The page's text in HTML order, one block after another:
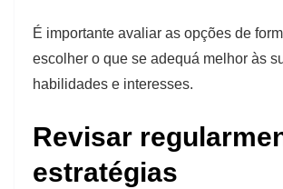
É importante avaliar as opções de
escolher o que se adequá melhor às
habilidades e interesses.
Revisar
estratégias